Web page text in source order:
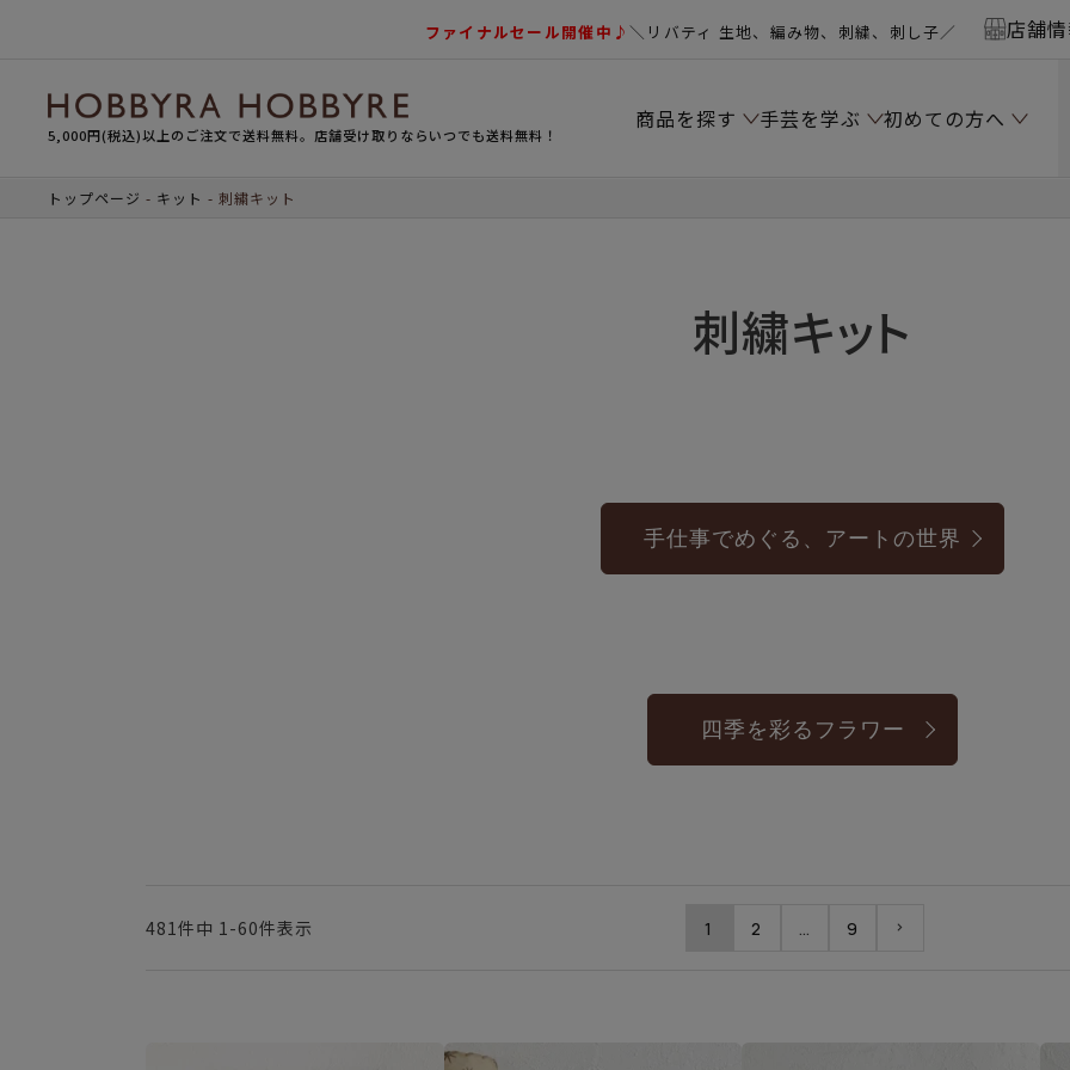
ファイナルセール開催中♪＼リバティ 生地、編み物、刺繍、刺し子／ 店舗
5,000円(税込)以上のご注文で送料無料。店舗受け取りならいつでも送料無料！
商品を探す 手芸を学ぶ 初めての方へ
トップページ キット 刺繍キット
刺繍キット
手仕事でめぐる、アートの世界
四季を彩るフラワー
481 件中 1 -60件表示 1 2 9